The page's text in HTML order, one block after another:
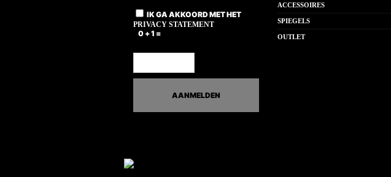
IK GA AKKOORD MET HET
PRIVACY STATEMENT
0 + 1 =
ACCESSOIRES
SPIEGELS
OUTLET